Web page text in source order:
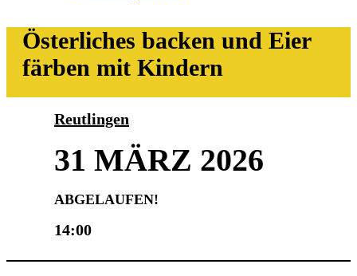
Österliches backen und Eier
färben mit Kindern
Reutlingen
31 MÄRZ 2026
ABGELAUFEN!
14:00